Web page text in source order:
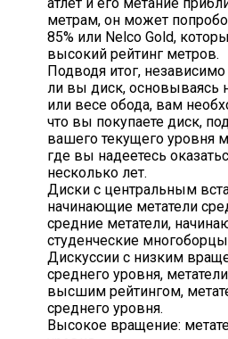
метрам, он может
85% или Nelco Gold,
высокий рейтинг метров.
Подводя итог, независимо
ли вы диск, основываясь
или весе обода, вам
что вы покупаете диск,
вашего текущего уровня
где вы надеетесь
несколько лет.
Диски с центральным
начинающие метатели
средние метатели,
студенческие
Дискуссии с низким
среднего уровня,
высшим рейтингом,
среднего уровня.
Высокое вращение: